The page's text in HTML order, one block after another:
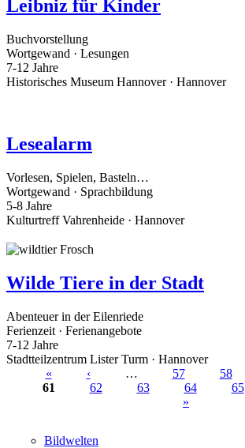
Leibniz für Kinder
Buchvorstellung
Wortgewand · Lesungen
7-12 Jahre
Historisches Museum Hannover · Hannover
Lesealarm
Vorlesen, Spielen, Basteln…
Wortgewand · Sprachbildung
5-8 Jahre
Kulturtreff Vahrenheide · Hannover
Wilde Tiere in der Stadt
Abenteuer in der Eilenriede
Ferienzeit · Ferienangebote
7-12 Jahre
Stadtteilzentrum Lister Turm · Hannover
Seiten
« ‹ … 57 58
61
62 63 64 65
»
Bildwelten